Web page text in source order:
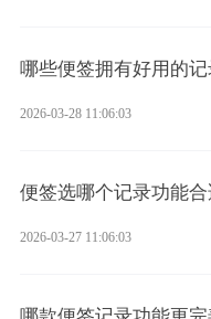
哪些便签拥有好用的记
2026-03-28 11:06:03
便签选哪个记录功能合
2026-03-27 11:06:03